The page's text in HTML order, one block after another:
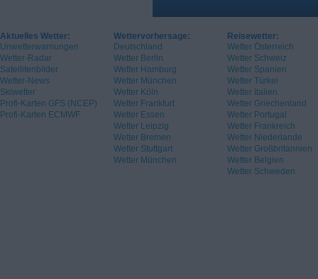
Aktuelles Wetter:
Unwetterwarnungen
Wetter-Radar
Satellitenbilder
Wetter-News
Skiwetter
Profi-Karten GFS (NCEP)
Profi-Karten ECMWF
Wettervorhersage:
Deutschland
Wetter Berlin
Wetter Hamburg
Wetter München
Wetter Köln
Wetter Frankfurt
Wetter Essen
Wetter Leipzig
Wetter Bremen
Wetter Stuttgart
Wetter München
Reisewetter:
Wetter Österreich
Wetter Schweiz
Wetter Spanien
Wetter Türkei
Wetter Italien
Wetter Griechenland
Wetter Portugal
Wetter Frankreich
Wetter Niederlande
Wetter Großbritannien
Wetter Belgien
Wetter Schweden